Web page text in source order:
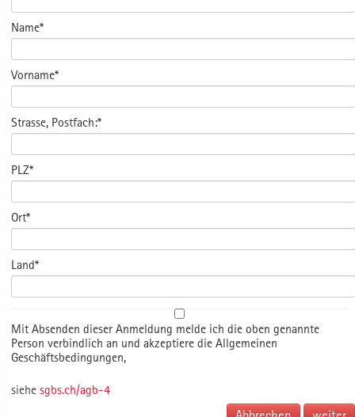
Name*
Vorname*
Strasse, Postfach:*
PLZ*
Ort*
Land*
Mit Absenden dieser Anmeldung melde ich die oben genannte
Person verbindlich an und akzeptiere die Allgemeinen
Geschäftsbedingungen,
siehe sgbs.ch/agb-4